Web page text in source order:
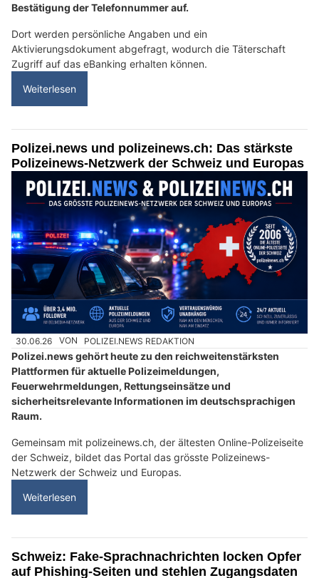
Bestätigung der Telefonnummer auf.
Dort werden persönliche Angaben und ein
Aktivierungsdokument abgefragt, wodurch die Täterschaft
Zugriff auf das eBanking erhalten können.
Weiterlesen
Polizei.news und polizeinews.ch: Das stärkste
Polizeinews-Netzwerk der Schweiz und Europas
30.06.26 VON POLIZEI.NEWS REDAKTION
Polizei.news gehört heute zu den reichweitenstärksten
Plattformen für aktuelle Polizeimeldungen,
Feuerwehrmeldungen, Rettungseinsätze und
sicherheitsrelevante Informationen im deutschsprachigen
Raum.
Gemeinsam mit polizeinews.ch, der ältesten Online-Polizeiseite
der Schweiz, bildet das Portal das grösste Polizeinews-
Netzwerk der Schweiz und Europas.
Weiterlesen
Schweiz: Fake-Sprachnachrichten locken Opfer
auf Phishing-Seiten und stehlen Zugangsdaten